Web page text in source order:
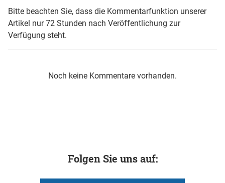
Bitte beachten Sie, dass die Kommentarfunktion unserer
Artikel nur 72 Stunden nach Veröffentlichung zur
Verfügung steht.
Noch keine Kommentare vorhanden.
Folgen Sie uns auf: